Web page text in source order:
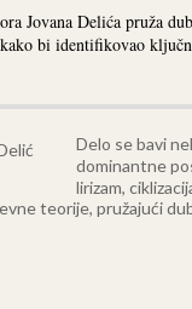
Jovana Delića pruža
bi identifikovao
Delo se bavi
dominantne
lirizam,
teorije, pružajući